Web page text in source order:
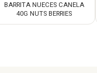
BARRITA NUECES CANELA
40G NUTS BERRIES